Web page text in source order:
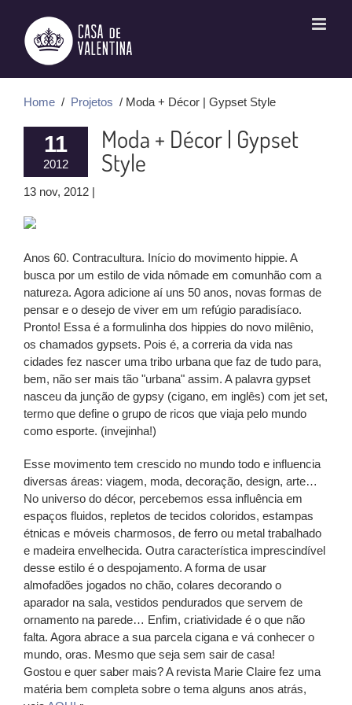
conteúdo
Home / Projetos / Moda + Décor | Gypset Style
11
2012
Moda + Décor | Gypset
Style
13 nov, 2012 |
Anos 60. Contracultura. Início do movimento hippie. A
busca por um estilo de vida nômade em comunhão com a
natureza. Agora adicione aí uns 50 anos, novas formas de
pensar e o desejo de viver em um refúgio paradisíaco.
Pronto! Essa é a formulinha dos hippies do novo milênio,
os chamados gypsets. Pois é, a correria da vida nas
cidades fez nascer uma tribo urbana que faz de tudo para,
bem, não ser mais tão "urbana" assim. A palavra gypset
nasceu da junção de gypsy (cigano, em inglês) com jet set,
termo que define o grupo de ricos que viaja pelo mundo
como esporte. (invejinha!)
Esse movimento tem crescido no mundo todo e influencia
diversas áreas: viagem, moda, decoração, design, arte…
No universo do décor, percebemos essa influência em
espaços fluidos, repletos de tecidos coloridos, estampas
étnicas e móveis charmosos, de ferro ou metal trabalhado
e madeira envelhecida. Outra característica imprescindível
desse estilo é o despojamento. A forma de usar
almofadões jogados no chão, colares decorando o
aparador na sala, vestidos pendurados que servem de
ornamento na parede… Enfim, criatividade é o que não
falta. Agora abrace a sua parcela cigana e vá conhecer o
mundo, oras. Mesmo que seja sem sair de casa!
Gostou e quer saber mais? A revista Marie Claire fez uma
matéria bem completa sobre o tema alguns anos atrás,